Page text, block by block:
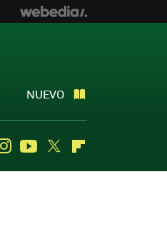
NUEVO
InstagramYoutube
Twitter